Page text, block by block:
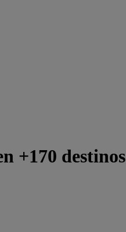
+170 destinos